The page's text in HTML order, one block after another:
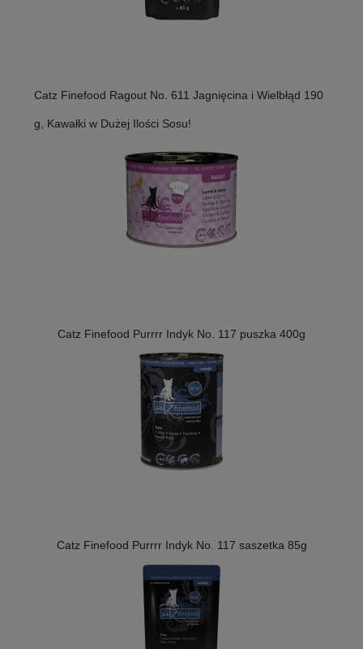
Catz Finefood Ragout No. 611 Jagnięcina i Wielbłąd 190
g, Kawałki w Dużej Ilości Sosu!
Catz Finefood Purrrr Indyk No. 117 puszka 400g
Catz Finefood Purrrr Indyk No. 117 saszetka 85g